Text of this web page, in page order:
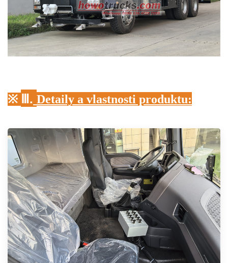
※ Ⅲ. Detaily a vlastnosti produktu: